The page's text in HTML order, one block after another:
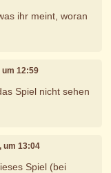
ihr meint, woran
um 12:59
Spiel nicht sehen
um 13:04
Spiel (bei